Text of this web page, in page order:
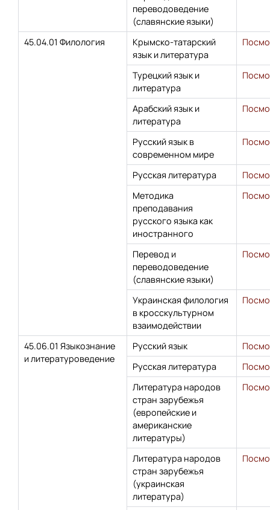
переводоведение
(славянские языки)
45.04.01 Филология
Крымско-татарский
язык и литература
Турецкий язык и
литература
Арабский язык и
литература
Русский язык в
современном мире
Русская литература
Методика
преподавания
русского языка как
иностранного
Перевод и
переводоведение
(славянские языки)
Украинская филология
в кросскультурном
взаимодействии
45.06.01 Языкознание
и литературоведение
Русский язык
Русская литература
Литература народов
стран зарубежья
(европейские и
американские
литературы)
Литература народов
стран зарубежья
(украинская
литература)